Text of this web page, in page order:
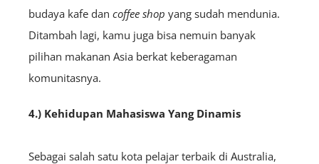
budaya kafe dan coffee shop yang sudah mendunia.
Ditambah lagi, kamu juga bisa nemuin banyak
pilihan makanan Asia berkat keberagaman
komunitasnya.
4.) Kehidupan Mahasiswa Yang Dinamis
Sebagai salah satu kota pelajar terbaik di Australia,